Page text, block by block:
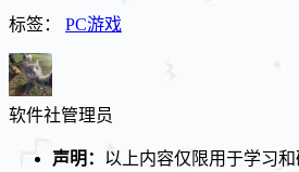
标签： PC游戏
软件社管理员
声明： 以上内容仅限用于学习